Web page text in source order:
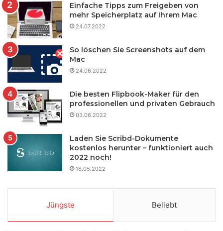
Einfache Tipps zum Freigeben von
mehr Speicherplatz auf Ihrem Mac
24.07.2022
So löschen Sie Screenshots auf dem
Mac
24.06.2022
Die besten Flipbook-Maker für den
professionellen und privaten Gebrauch
03.06.2022
Laden Sie Scribd-Dokumente
kostenlos herunter – funktioniert auch
2022 noch!
16.05.2022
Jüngste Beliebt